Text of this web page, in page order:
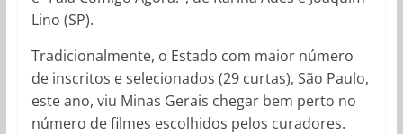
Lino (SP).
Tradicionalmente, o Estado com maior número
de inscritos e selecionados (29 curtas), São Paulo,
este ano, viu Minas Gerais chegar bem perto no
número de filmes escolhidos pelos curadores.